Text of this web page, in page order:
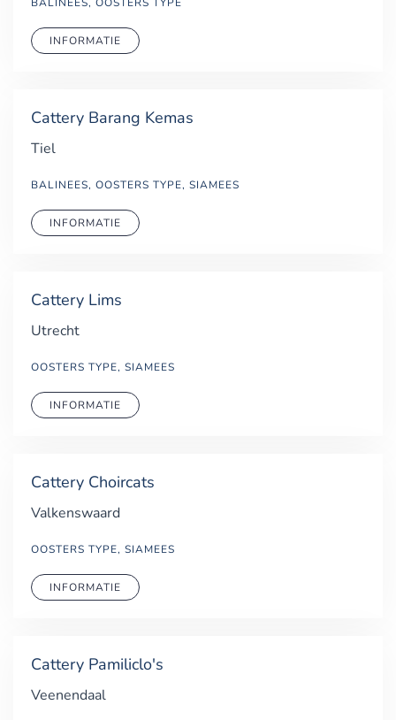
INFORMATIE
Cattery Barang Kemas
Tiel
BALINEES, OOSTERS TYPE, SIAMEES
INFORMATIE
Cattery Lims
Utrecht
OOSTERS TYPE, SIAMEES
INFORMATIE
Cattery Choircats
Valkenswaard
OOSTERS TYPE, SIAMEES
INFORMATIE
Cattery Pamiliclo's
Veenendaal